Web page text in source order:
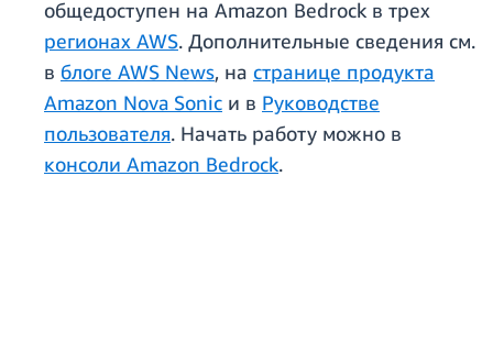
общедоступен на Amazon Bedrock в трех
регионах AWS. Дополнительные сведения см.
в блоге AWS News, на странице продукта
Amazon Nova Sonic и в Руководстве
пользователя. Начать работу можно в
консоли Amazon Bedrock.